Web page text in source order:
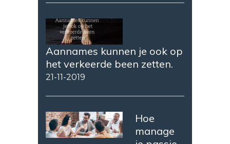
Aannames kunnen je ook op
het verkeerde been zetten.
21-11-2019
Hoe
manage